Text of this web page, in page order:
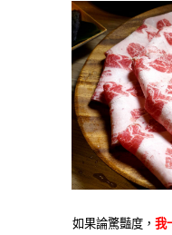
如果論驚豔度， 我